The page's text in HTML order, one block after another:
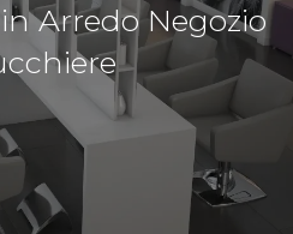
Arredo Negozio